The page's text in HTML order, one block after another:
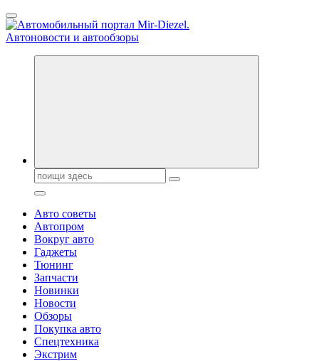
Перейти
к
содержанию
Справочник автомобилиста. Обзор новинок популярных
Поиск:
Авто советы
Автопром
Вокруг авто
Гаджеты
Тюнинг
Запчасти
Новинки
Новости
Обзоры
Покупка авто
Спецтехника
Экстрим